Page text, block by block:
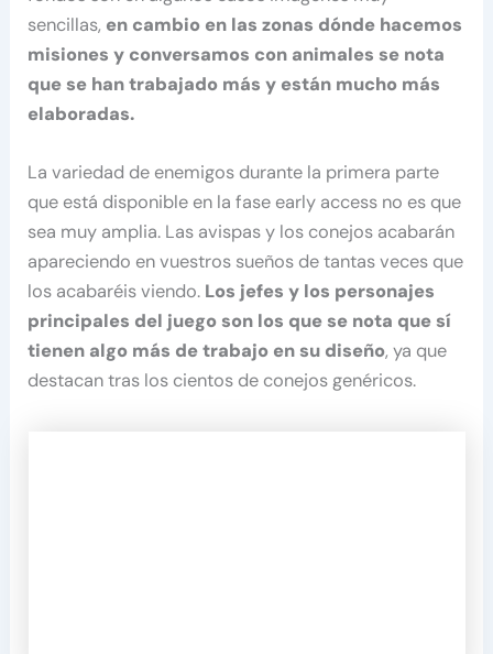
sencillas, en cambio en las zonas dónde hacemos
misiones y conversamos con animales se nota
que se han trabajado más y están mucho más
elaboradas.
La variedad de enemigos durante la primera parte
que está disponible en la fase early access no es que
sea muy amplia. Las avispas y los conejos acabarán
apareciendo en vuestros sueños de tantas veces que
los acabaréis viendo. Los jefes y los personajes
principales del juego son los que se nota que sí
tienen algo más de trabajo en su diseño, ya que
destacan tras los cientos de conejos genéricos.